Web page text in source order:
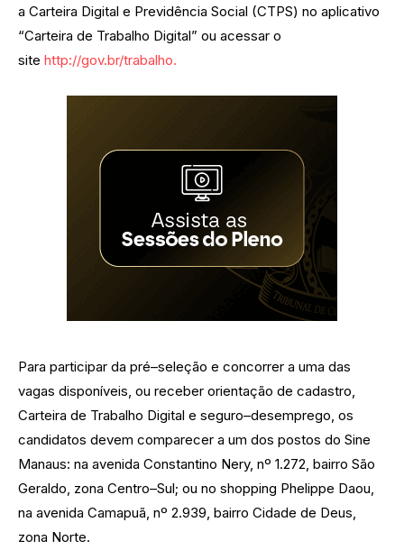
a Carteira Digital e Previdência Social (CTPS) no aplicativo
“Carteira de Trabalho Digital” ou acessar o
site http://gov.br/trabalho.
Para participar da pré–seleção e concorrer a uma das
vagas disponíveis, ou receber orientação de cadastro,
Carteira de Trabalho Digital e seguro–desemprego, os
candidatos devem comparecer a um dos postos do Sine
Manaus: na avenida Constantino Nery, nº 1.272, bairro São
Geraldo, zona Centro–Sul; ou no shopping Phelippe Daou,
na avenida Camapuã, nº 2.939, bairro Cidade de Deus,
zona Norte.